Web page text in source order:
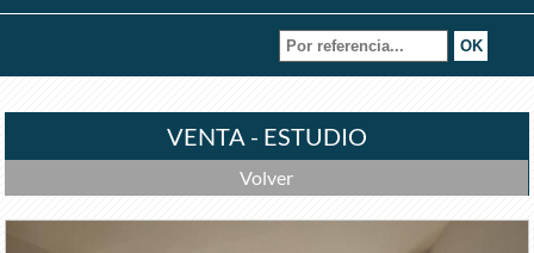
VENTA - ESTUDIO
Volver